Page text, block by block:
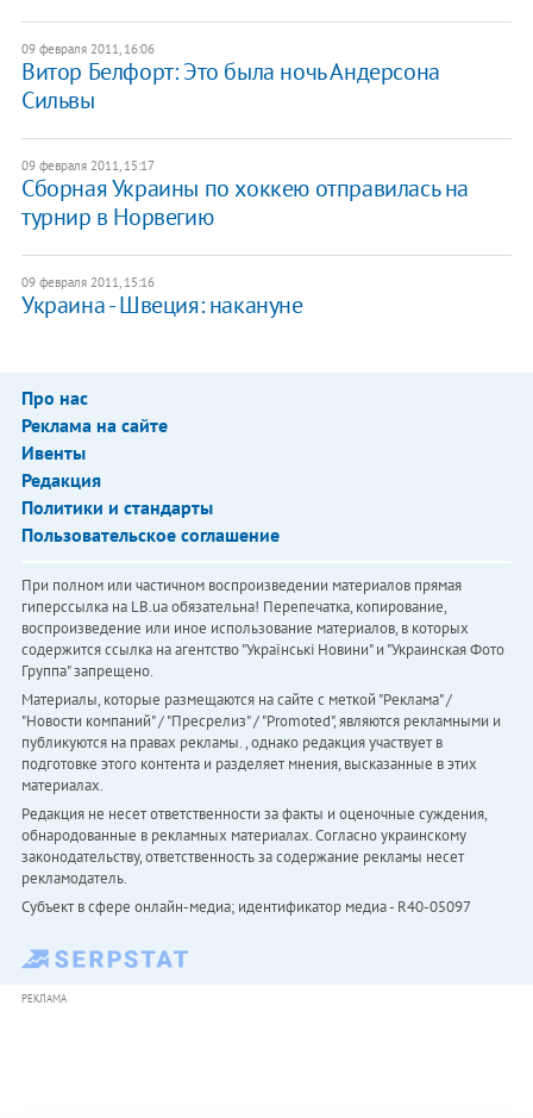
09 февраля 2011, 16:06
Витор Белфорт: Это была ночь Андерсона
Сильвы
09 февраля 2011, 15:17
Сборная Украины по хоккею отправилась на
турнир в Норвегию
09 февраля 2011, 15:16
Украина - Швеция: накануне
Про нас
Реклама на сайте
Ивенты
Редакция
Политики и стандарты
Пользовательское соглашение
При полном или частичном воспроизведении материалов прямая
гиперссылка на LB.ua обязательна! Перепечатка, копирование,
воспроизведение или иное использование материалов, в которых
содержится ссылка на агентство "Українськi Новини" и "Украинская Фото
Группа" запрещено.
Материалы, которые размещаются на сайте с меткой "Реклама" /
"Новости компаний" / "Пресрелиз" / "Promoted", являются рекламными и
публикуются на правах рекламы. , однако редакция участвует в
подготовке этого контента и разделяет мнения, высказанные в этих
материалах.
Редакция не несет ответственности за факты и оценочные суждения,
обнародованные в рекламных материалах. Согласно украинскому
законодательству, ответственность за содержание рекламы несет
рекламодатель.
Субъект в сфере онлайн-медиа; идентификатор медиа - R40-05097
РЕКЛАМА